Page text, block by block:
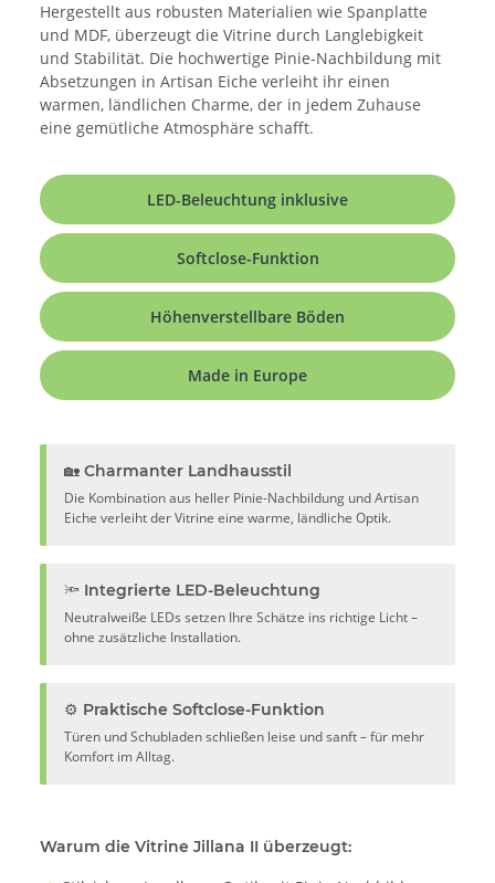
Hergestellt aus robusten Materialien wie Spanplatte
und MDF, überzeugt die Vitrine durch Langlebigkeit
und Stabilität. Die hochwertige Pinie-Nachbildung mit
Absetzungen in Artisan Eiche verleiht ihr einen
warmen, ländlichen Charme, der in jedem Zuhause
eine gemütliche Atmosphäre schafft.
LED-Beleuchtung inklusive
Softclose-Funktion
Höhenverstellbare Böden
Made in Europe
🏡 Charmanter Landhausstil
Die Kombination aus heller Pinie-Nachbildung und Artisan
Eiche verleiht der Vitrine eine warme, ländliche Optik.
🔦 Integrierte LED-Beleuchtung
Neutralweiße LEDs setzen Ihre Schätze ins richtige Licht –
ohne zusätzliche Installation.
⚙️ Praktische Softclose-Funktion
Türen und Schubladen schließen leise und sanft – für mehr
Komfort im Alltag.
Warum die Vitrine Jillana II überzeugt: